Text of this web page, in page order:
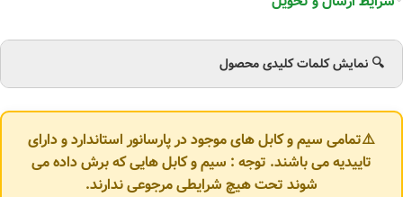
🔍 نمایش کلمات کلیدی محصول
⚠️تمامی سیم و کابل های موجود در پارسانور استاندارد و دارای
تاییدیه می باشند. توجه : سیم و کابل هایی که برش داده می
شوند تحت هیچ شرایطی مرجوعی ندارند.